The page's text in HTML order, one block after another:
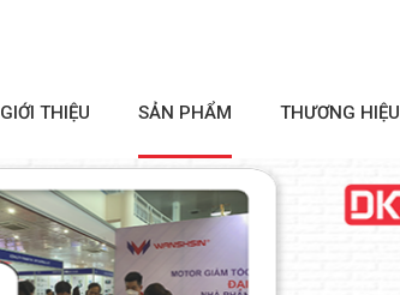
GIỚI THIỆU SẢN PHẨM THƯƠNG HIỆU